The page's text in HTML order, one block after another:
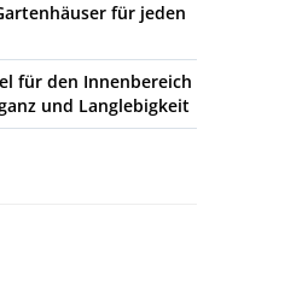
für jeden
für den Innenbereich
und Langlebigkeit